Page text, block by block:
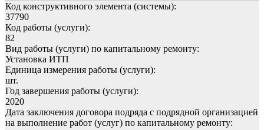
Код конструктивного элемента (системы):
37790
Код работы (услуги):
82
Вид работы (услуги) по капитальному ремонту:
Установка ИТП
Единица измерения работы (услуги):
шт.
Год завершения работы (услуги):
2020
Дата заключения договора подряда с подрядной организацией
на выполнение работ (услуг) по капитальному ремонту: